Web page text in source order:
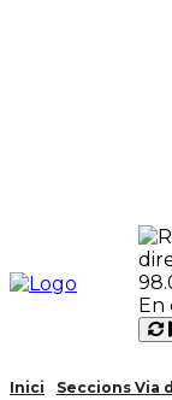
En
Inici Seccions Via